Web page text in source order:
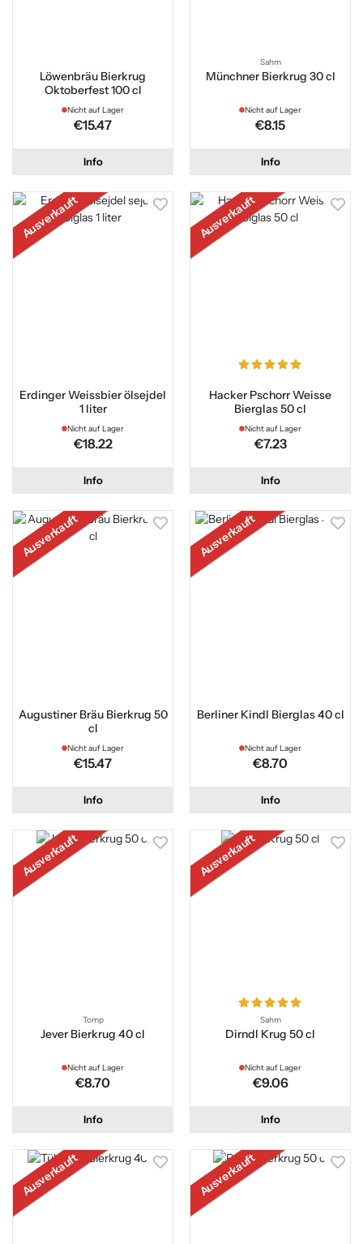
Löwenbräu Bierkrug
Oktoberfest 100 cl
Nicht auf Lager
€15.47
Info
Sahm
Münchner Bierkrug 30 cl
Nicht auf Lager
€8.15
Info
Ausverkauft
Erdinger Weissbier ölsejdel
1 liter
Nicht auf Lager
€18.22
Info
Ausverkauft
Hacker Pschorr Weisse
Bierglas 50 cl
Nicht auf Lager
€7.23
Info
Ausverkauft
Augustiner Bräu Bierkrug 50
cl
Nicht auf Lager
€15.47
Info
Ausverkauft
Berliner Kindl Bierglas 40 cl
Nicht auf Lager
€8.70
Info
Ausverkauft
Tomp
Jever Bierkrug 40 cl
Nicht auf Lager
€8.70
Info
Ausverkauft
Sahm
Dirndl Krug 50 cl
Nicht auf Lager
€9.06
Info
Ausverkauft Ausverkauft